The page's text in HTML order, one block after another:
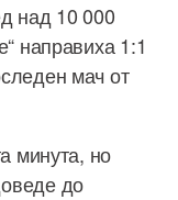
над 10 000
направиха 1:1
мач от
минута, но
до